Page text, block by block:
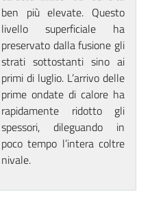
ben più elevate. Questo
livello superficiale ha
preservato dalla fusione gli
strati sottostanti sino ai
primi di luglio. L’arrivo delle
prime ondate di calore ha
rapidamente ridotto gli
spessori, dileguando in
poco tempo l’intera coltre
nivale.